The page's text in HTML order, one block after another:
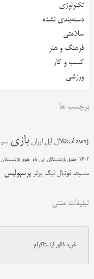
تکنولوژی
دسته‌بندی نشده
سلامتی
فرهنگ و هنر
کسب و کار
ورزشی
برچسب ها
zwnj استقلال اپل ایران بازی
1402 حقوق بازنشستگان این ماه حقوق بازنشستگان
سامسونگ فوتبال لیگ برتر پرسپولیس
تبلیغات متنی
خرید فالور اینستاگرام